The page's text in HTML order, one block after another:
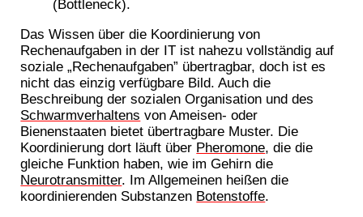
(Bottleneck).
Das Wissen über die Koordinierung von
Rechenaufgaben in der IT ist nahezu vollständig auf
soziale „Rechenaufgaben” übertragbar, doch ist es
nicht das einzig verfügbare Bild. Auch die
Beschreibung der sozialen Organisation und des
Schwarmverhaltens von Ameisen- oder
Bienenstaaten bietet übertragbare Muster. Die
Koordinierung dort läuft über Pheromone, die die
gleiche Funktion haben, wie im Gehirn die
Neurotransmitter. Im Allgemeinen heißen die
koordinierenden Substanzen Botenstoffe.